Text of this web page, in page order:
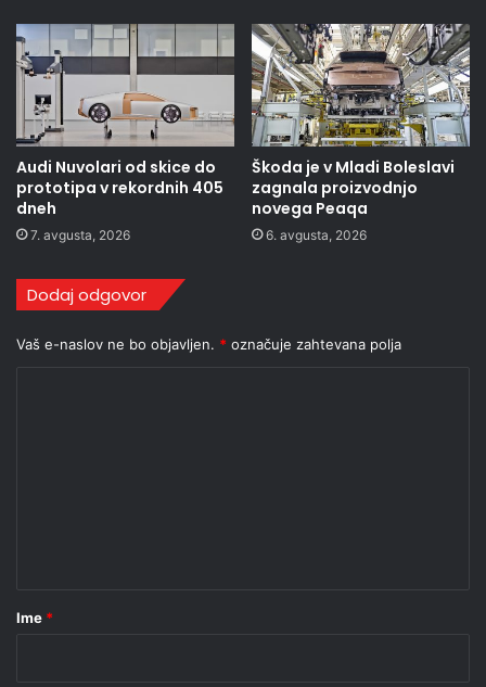
Audi Nuvolari od skice do
prototipa v rekordnih 405
dneh
7. avgusta, 2026
Škoda je v Mladi Boleslavi
zagnala proizvodnjo
novega Peaqa
6. avgusta, 2026
Dodaj odgovor
Vaš e-naslov ne bo objavljen. * označuje zahtevana polja
rIme *